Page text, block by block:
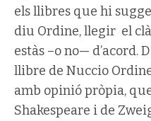
els llibres que hi
diu Ordine, llegir el
estàs –o no— d’acord.
llibre de Nuccio
amb opinió pròpia,
Shakespeare i de